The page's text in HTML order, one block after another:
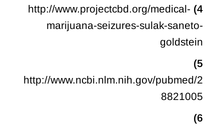
4)
http://www.projectcbd.org/medical-
marijuana-seizures-sulak-saneto-
goldstein
5)
http://www.ncbi.nlm.nih.gov/pubmed/2
8821005
6)